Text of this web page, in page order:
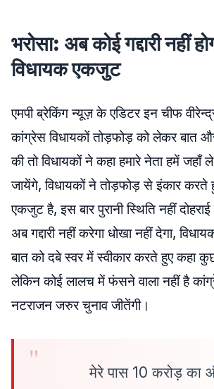
भरोसा: अब कोई गद्दारी नहीं
विधायक एकजुट
एमपी ब्रेकिंग न्यूज़ के एडिटर इन चीफ
कांग्रेस विधायकों तोड़फोड़ को लेकर बात
की तो विधायकों ने कहा हमारे नेता हमें जहाँ
जायेंगे, विधायकों ने तोड़फोड़ से इंकार करते
एकजुट है, इस बार पुरानी स्थिति नहीं
अब गद्दारी नहीं करेगा धोखा नहीं देगा,
बात को दबे स्वर में स्वीकार करते हुए कहा
लेकिन कोई लालच में फंसने वाला नहीं है
नटराजन जरुर चुनाव जीतेंगी।
मेरे पास 10 करोड़ का